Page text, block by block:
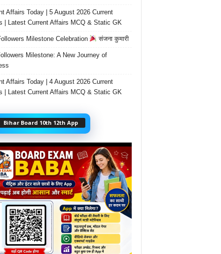
Affairs Today | 5 August 2026 Current
| Latest Current Affairs MCQ & Static GK
Milestone Celebration संजना कुमारी
Milestone: A New Journey of
Affairs Today | 4 August 2026 Current
| Latest Current Affairs MCQ & Static GK
Bihar Board 10th 12th App